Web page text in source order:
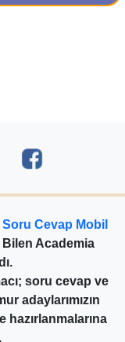
Cevap Mobil
Bilen Academia
soru cevap ve
adaylarımızın